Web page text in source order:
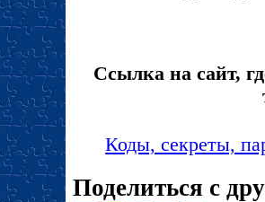
Ссылка на сайт,
Коды, секреты,
Поделиться с